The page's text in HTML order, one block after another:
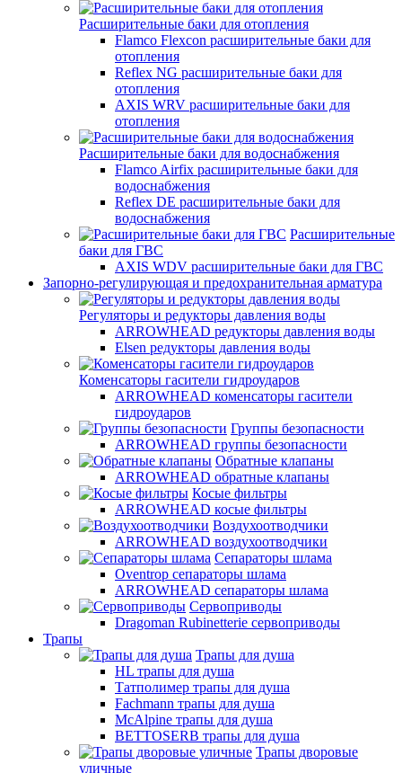
Расширительные баки для отопления
Flamco Flexcon расширительные баки для
отопления
Reflex NG расширительные баки для
отопления
AXIS WRV расширительные баки для
отопления
Расширительные баки для водоснабжения
Flamco Airfix расширительные баки для
водоснабжения
Reflex DЕ расширительные баки для
водоснабжения
Расширительные
баки для ГВС
AXIS WDV расширительные баки для ГВС
Запорно-регулирующая и предохранительная арматура
Регуляторы и редукторы давления воды
ARROWHEAD редукторы давления воды
Elsen редукторы давления воды
Коменсаторы гасители гидроударов
ARROWHEAD коменсаторы гасители
гидроударов
Группы безопасности
ARROWHEAD группы безопасности
Обратные клапаны
ARROWHEAD обратные клапаны
Косые фильтры
ARROWHEAD косые фильтры
Воздухоотводчики
ARROWHEAD воздухоотводчики
Сепараторы шлама
Oventrop cепараторы шлама
ARROWHEAD сепараторы шлама
Сервоприводы
Dragoman Rubinetterie сервоприводы
Трапы
Трапы для душа
HL трапы для душа
Татполимер трапы для душа
Fachmann трапы для душа
McAlpine трапы для душа
BETTOSERB трапы для душа
Трапы дворовые
уличные